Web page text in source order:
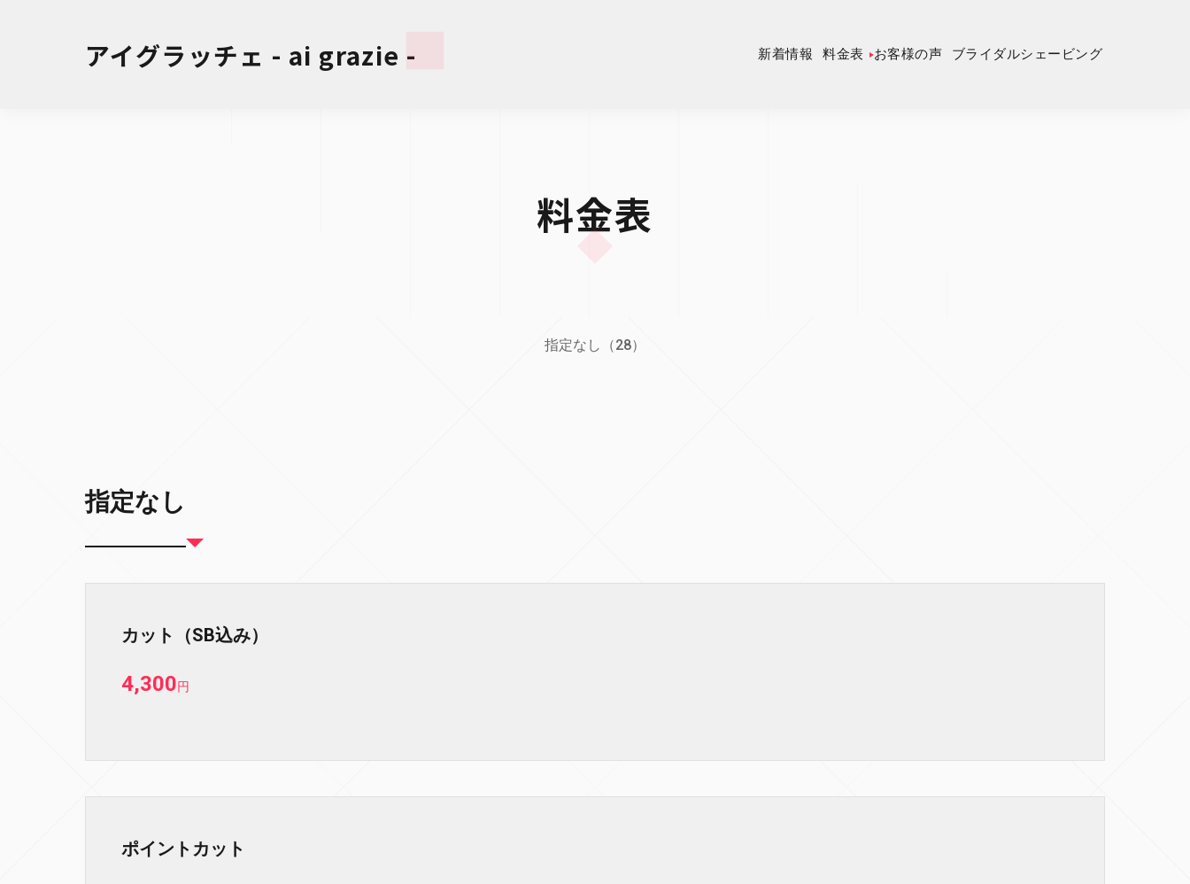
アイグラッチェ - ai grazie - 新着情報 料金表 お客様の声 ブライダルシェービング
料金表
指定なし（28）
指定なし
カット（SB込み）
4,300円
ポイントカット